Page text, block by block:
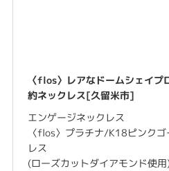
〈flos〉レアなドームシェイプ
約ネックレス[久留米市]
エンゲージネックレス
〈flos〉プラチナ/K18ピンク
レス
(ローズカットダイアモンド使用